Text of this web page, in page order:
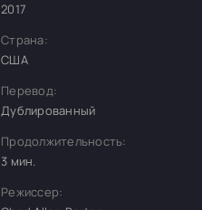
2017
Страна:
США
Перевод:
Дублированный
Продолжительность:
3 мин.
Режиссер: